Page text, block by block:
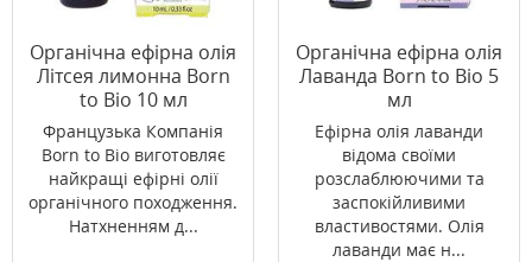
Органічна ефірна олія
Літсея лимонна Born
to Bio 10 мл
Французька Компанія
Born to Bio виготовляє
найкращі ефірні олії
органічного походження.
Натхненням д...
Органічна ефірна олія
Лаванда Born to Bio 5
мл
Ефірна олія лаванди
відома своїми
розслаблюючими та
заспокійливими
властивостями. Олія
лаванди має н...